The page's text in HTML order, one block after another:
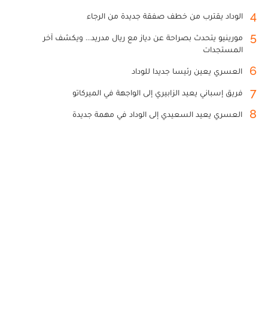
4 الوداد يقترب من خطف صفقة جديدة من الرجاء
5
مورينيو يتحدث بصراحة عن دياز مع ريال مدريد... ويكشف آخر
المستجدات
6 العسري يعين رئيسا جديدا للوداد
7 فريق إسباني يعيد الزابيري إلى الواجهة في الميركاتو
8 العسري يعيد السعيدي إلى الوداد في مهمة جديدة